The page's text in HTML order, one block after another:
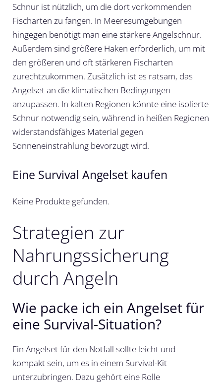
Schnur ist nützlich, um die dort vorkommenden
Fischarten zu fangen. In Meeresumgebungen
hingegen benötigt man eine stärkere Angelschnur.
Außerdem sind größere Haken erforderlich, um mit
den größeren und oft stärkeren Fischarten
zurechtzukommen. Zusätzlich ist es ratsam, das
Angelset an die klimatischen Bedingungen
anzupassen. In kalten Regionen könnte eine isolierte
Schnur notwendig sein, während in heißen Regionen
widerstandsfähiges Material gegen
Sonneneinstrahlung bevorzugt wird.
Eine Survival Angelset kaufen
Keine Produkte gefunden.
Strategien zur
Nahrungssicherung
durch Angeln
Wie packe ich ein Angelset für
eine Survival-Situation?
Ein Angelset für den Notfall sollte leicht und
kompakt sein, um es in einem Survival-Kit
unterzubringen. Dazu gehört eine Rolle